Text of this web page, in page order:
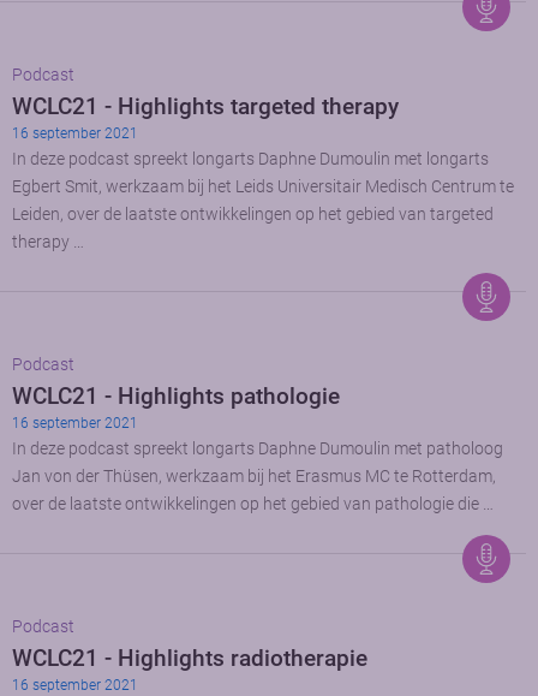
Podcast
WCLC21 - Highlights targeted therapy
16 september 2021
In deze podcast spreekt longarts Daphne Dumoulin met longarts
Egbert Smit, werkzaam bij het Leids Universitair Medisch Centrum te
Leiden, over de laatste ontwikkelingen op het gebied van targeted
therapy …
Podcast
WCLC21 - Highlights pathologie
16 september 2021
In deze podcast spreekt longarts Daphne Dumoulin met patholoog
Jan von der Thüsen, werkzaam bij het Erasmus MC te Rotterdam,
over de laatste ontwikkelingen op het gebied van pathologie die …
Podcast
WCLC21 - Highlights radiotherapie
16 september 2021